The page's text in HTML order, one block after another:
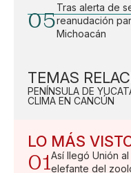
05
Tras alerta de
reanudación
Michoacán
TEMAS
PENÍNSULA DE
CLIMA EN CANCÚN
LO MÁS
01Así llegó Unión
elefante del